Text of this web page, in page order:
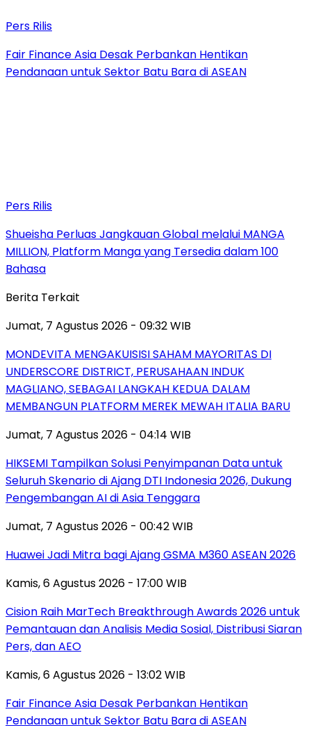
Pers Rilis
Fair Finance Asia Desak Perbankan Hentikan
Pendanaan untuk Sektor Batu Bara di ASEAN
Pers Rilis
Shueisha Perluas Jangkauan Global melalui MANGA
MILLION, Platform Manga yang Tersedia dalam 100
Bahasa
Berita Terkait
Jumat, 7 Agustus 2026 - 09:32 WIB
MONDEVITA MENGAKUISISI SAHAM MAYORITAS DI
UNDERSCORE DISTRICT, PERUSAHAAN INDUK
MAGLIANO, SEBAGAI LANGKAH KEDUA DALAM
MEMBANGUN PLATFORM MEREK MEWAH ITALIA BARU
Jumat, 7 Agustus 2026 - 04:14 WIB
HIKSEMI Tampilkan Solusi Penyimpanan Data untuk
Seluruh Skenario di Ajang DTI Indonesia 2026, Dukung
Pengembangan AI di Asia Tenggara
Jumat, 7 Agustus 2026 - 00:42 WIB
Huawei Jadi Mitra bagi Ajang GSMA M360 ASEAN 2026
Kamis, 6 Agustus 2026 - 17:00 WIB
Cision Raih MarTech Breakthrough Awards 2026 untuk
Pemantauan dan Analisis Media Sosial, Distribusi Siaran
Pers, dan AEO
Kamis, 6 Agustus 2026 - 13:02 WIB
Fair Finance Asia Desak Perbankan Hentikan
Pendanaan untuk Sektor Batu Bara di ASEAN